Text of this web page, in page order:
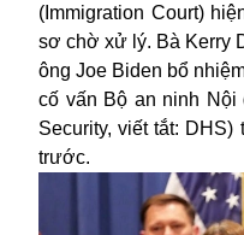
(Immigration Court)
sơ chờ xử lý. Bà Kerry
ông Joe Biden bổ
cố vấn Bộ an ninh Nội
Security, viết tắt: DHS)
trước.